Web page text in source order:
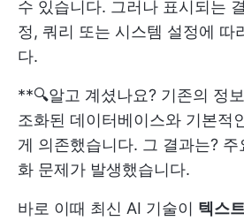
수 있습니다. 그러나 표시되는
정, 쿼리 또는 시스템 설정에 따
다.
**🔍알고 계셨나요? 기존의 정
조화된 데이터베이스와 기본적
게 의존했습니다. 그 결과는? 주
화 문제가 발생했습니다.
바로 이때 최신 AI 기술이 텍스